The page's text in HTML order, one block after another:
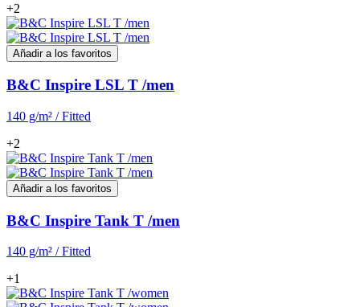
+2
Añadir a los favoritos
B&C Inspire LSL T /men
140 g/m² / Fitted
+2
Añadir a los favoritos
B&C Inspire Tank T /men
140 g/m² / Fitted
+1